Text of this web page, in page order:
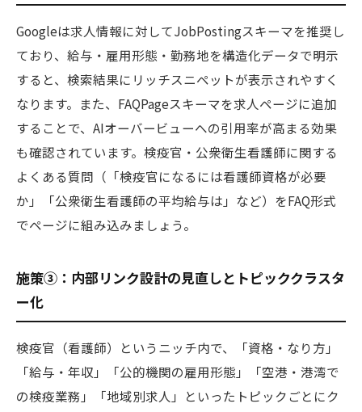
Googleは求人情報に対してJobPostingスキーマを推奨し
ており、給与・雇用形態・勤務地を構造化データで明示
すると、検索結果にリッチスニペットが表示されやすく
なります。また、FAQPageスキーマを求人ページに追加
することで、AIオーバービューへの引用率が高まる効果
も確認されています。検疫官・公衆衛生看護師に関する
よくある質問（「検疫官になるには看護師資格が必要
か」「公衆衛生看護師の平均給与は」など）をFAQ形式
でページに組み込みましょう。
施策③：内部リンク設計の見直しとトピッククラスタ
ー化
検疫官（看護師）というニッチ内で、「資格・なり方」
「給与・年収」「公的機関の雇用形態」「空港・港湾で
の検疫業務」「地域別求人」といったトピックごとにク